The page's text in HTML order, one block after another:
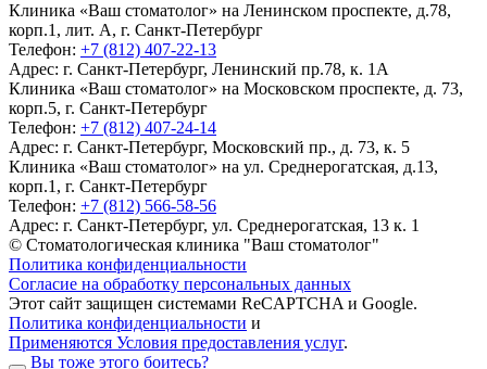
Клиника «Ваш стоматолог» на Ленинском проспекте, д.78,
корп.1, лит. А, г. Санкт-Петербург
Телефон: +7 (812) 407-22-13
Адрес: г. Санкт-Петербург, Ленинский пр.78, к. 1А
Клиника «Ваш стоматолог» на Московском проспекте, д. 73,
корп.5, г. Санкт-Петербург
Телефон: +7 (812) 407-24-14
Адрес: г. Санкт-Петербург, Московский пр., д. 73, к. 5
Клиника «Ваш стоматолог» на ул. Среднерогатская, д.13,
корп.1, г. Санкт-Петербург
Телефон: +7 (812) 566-58-56
Адрес: г. Санкт-Петербург, ул. Среднерогатская, 13 к. 1
© Стоматологическая клиника "Ваш стоматолог"
Политика конфиденциальности
Согласие на обработку персональных данных
Этот сайт защищен системами ReCAPTCHA и Google.
Политика конфиденциальности и
Применяются Условия предоставления услуг.
Вы тоже этого боитесь?